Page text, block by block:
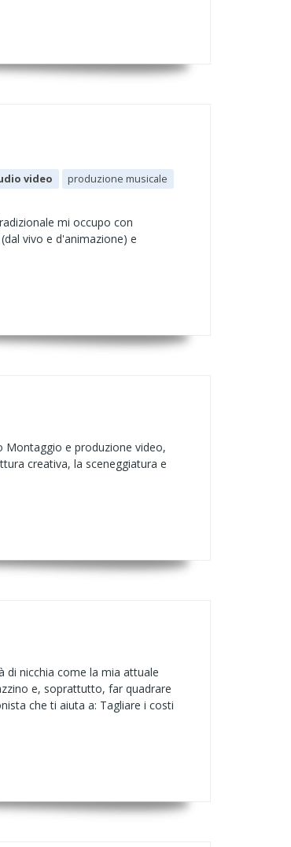
video
produzione musicale
mi occupo con
vivo e d'animazione) e
Montaggio e produzione video,
creativa, la sceneggiatura e
di nicchia come la mia attuale
e, soprattutto, far quadrare
che ti aiuta a: Tagliare i costi